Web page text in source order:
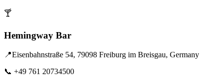
🍸
Hemingway Bar
📍Eisenbahnstraße 54, 79098 Freiburg im Breisgau, Germany
📞 +49 761 20734500